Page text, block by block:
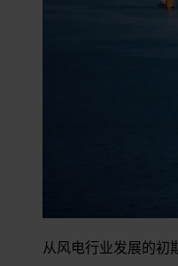
从风电行业发展的初